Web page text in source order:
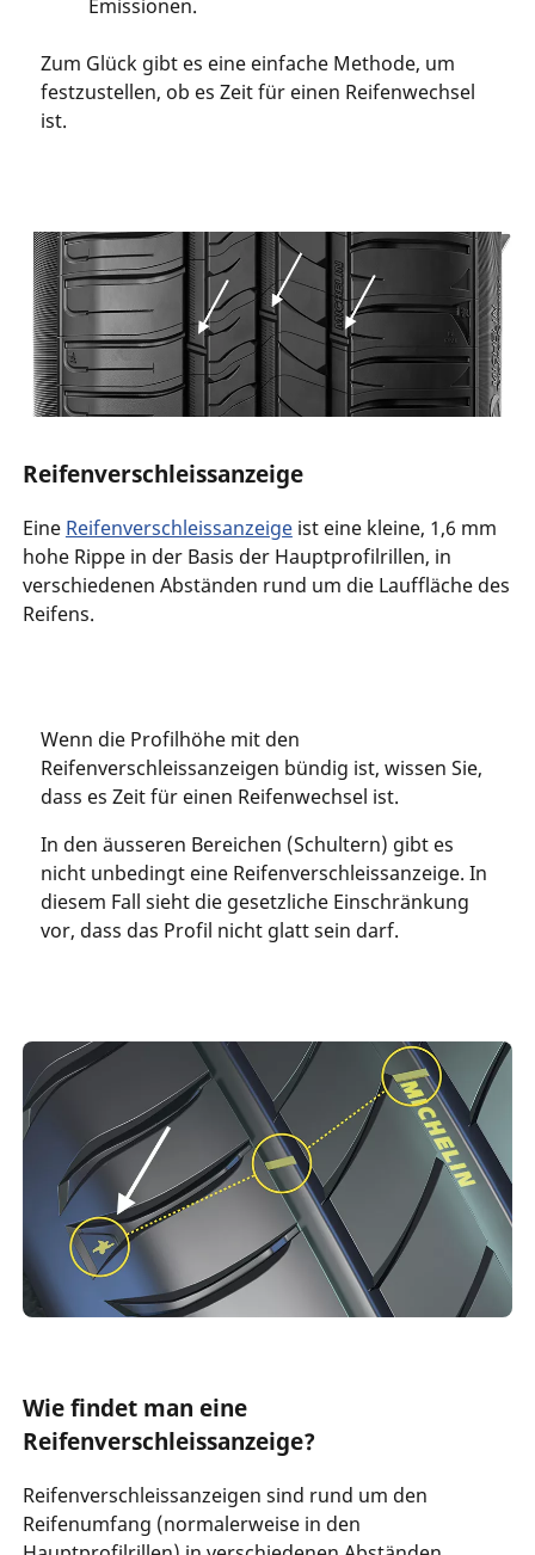
Emissionen.
Zum Glück gibt es eine einfache Methode, um
festzustellen, ob es Zeit für einen Reifenwechsel
ist.
Reifenverschleissanzeige
Eine Reifenverschleissanzeigeist eine kleine, 1,6 mm
hohe Rippe in der Basis der Hauptprofilrillen, in
verschiedenen Abständen rund um die Lauffläche des
Reifens.
Wenn die Profilhöhe mit den
Reifenverschleissanzeigen bündig ist, wissen Sie,
dass es Zeit für einen Reifenwechsel ist.
In den äusseren Bereichen (Schultern) gibt es
nicht unbedingt eine Reifenverschleissanzeige. In
diesem Fall sieht die gesetzliche Einschränkung
vor, dass das Profil nicht glatt sein darf.
Wie findet man eine
Reifenverschleissanzeige?
Reifenverschleissanzeigen sind rund um den
Reifenumfang (normalerweise in den